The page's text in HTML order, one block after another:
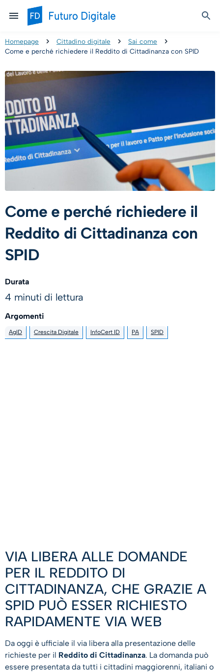
Homepage Cittadino digitale
Sai come
Come e perché richiedere il Reddito di Cittadinanza con SPID
Come e perché richiedere il
Reddito di Cittadinanza con
SPID
VIA LIBERA ALLE DOMANDE
PER IL REDDITO DI
CITTADINANZA, CHE GRAZIE A
SPID PUÒ ESSER RICHIESTO
RAPIDAMENTE VIA WEB
Da oggi è ufficiale il via libera alla presentazione delle
richieste per il Reddito di Cittadinanza. La domanda può
essere presentata da tutti i cittadini maggiorenni, italiani o
Durata
4 minuti di lettura
Argomenti
AgID Crescita Digitale InfoCert ID PA SPID